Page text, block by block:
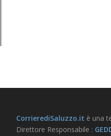
CorrierediSaluzzo.it è una
Direttore Responsabile :